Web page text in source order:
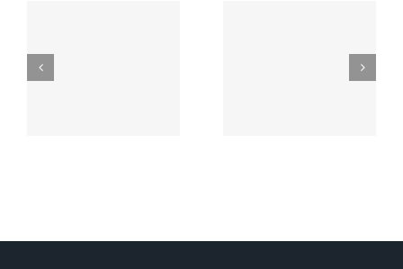
案，老人
接受的和
解，换来